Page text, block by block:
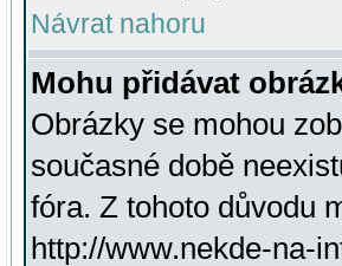
Návrat nahoru
Mohu přidávat
Obrázky se mohou
současné době
fóra. Z tohoto důvodu
http://www.nekde-na-